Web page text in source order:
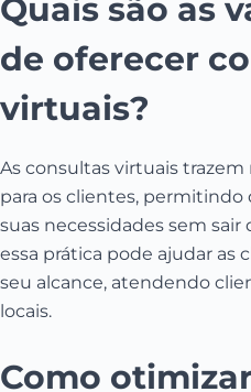
Quais são as
de oferecer
virtuais?
As consultas virtuais
para os clientes,
suas necessidades sem sair
essa prática pode ajudar as
seu alcance, atendendo
locais.
Como